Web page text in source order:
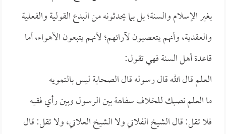
بغير الإسلام والسنة؛ بل بما يحدثونه من البدع القولية والفعلية
والعقدية، وأنهم يتعصبون لآرائهم؛ لأنهم يتبعون الأهواء، أما
قاعدة أهل السنة فهي تقول:
العلم قال الله قال رسوله قال الصحابة ليس بالتمويه
ما العلم نصبك للخلاف سفاهة بين الرسول وبين رأي فقيه
فلا تقل: قال الشيخ الفلاني ولا الشيخ العلاني، ولا تقل: قال